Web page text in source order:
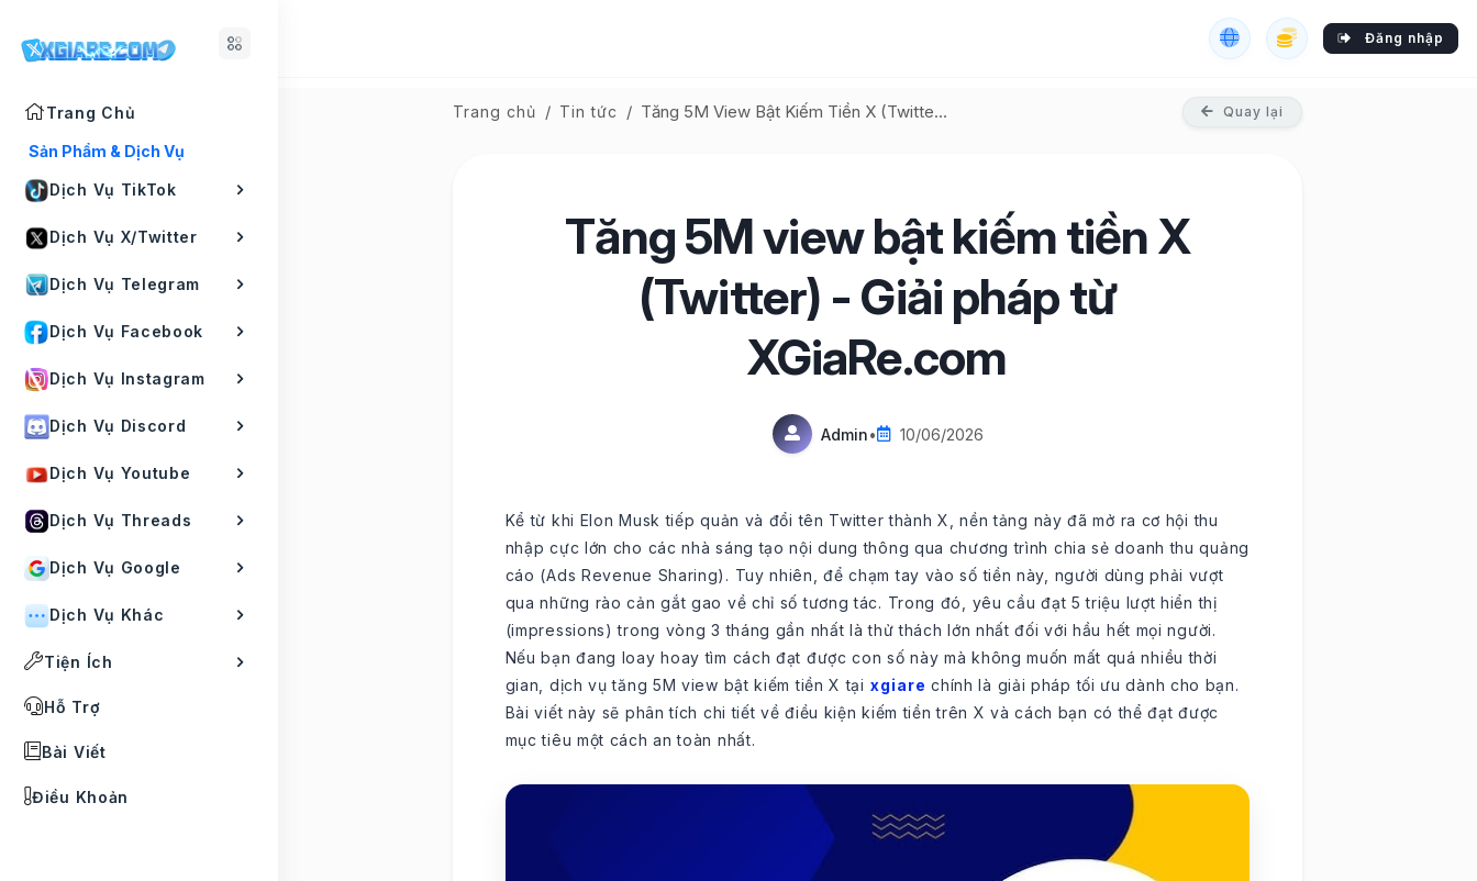
Đăng nhập
Trang Chủ
Sản Phẩm & Dịch Vụ
Dịch Vụ TikTok
Dịch Vụ X/Twitter
Dịch Vụ Telegram
Dịch Vụ Facebook
Dịch Vụ Instagram
Dịch Vụ Discord
Dịch Vụ Youtube
Dịch Vụ Threads
Dịch Vụ Google
Dịch Vụ Khác
Tiện Ích
Hỗ Trợ
Bài Viết
Điều Khoản
Trang chủ Tin tức Tăng 5M View Bật Kiếm Tiền X (Twitter) - Giải Pháp Từ XGiaRe.com Quay lại
Tăng 5M view bật kiếm tiền X
(Twitter) - Giải pháp từ
XGiaRe.com
Admin• 10/06/2026
Kể từ khi Elon Musk tiếp quản và đổi tên Twitter thành X, nền tảng này đã mở ra cơ hội thu
nhập cực lớn cho các nhà sáng tạo nội dung thông qua chương trình chia sẻ doanh thu quảng
cáo (Ads Revenue Sharing). Tuy nhiên, để chạm tay vào số tiền này, người dùng phải vượt
qua những rào cản gắt gao về chỉ số tương tác. Trong đó, yêu cầu đạt 5 triệu lượt hiển thị
(impressions) trong vòng 3 tháng gần nhất là thử thách lớn nhất đối với hầu hết mọi người.
Nếu bạn đang loay hoay tìm cách đạt được con số này mà không muốn mất quá nhiều thời
gian, dịch vụ tăng 5M view bật kiếm tiền X tại xgiare chính là giải pháp tối ưu dành cho bạn.
Bài viết này sẽ phân tích chi tiết về điều kiện kiếm tiền trên X và cách bạn có thể đạt được
mục tiêu một cách an toàn nhất.